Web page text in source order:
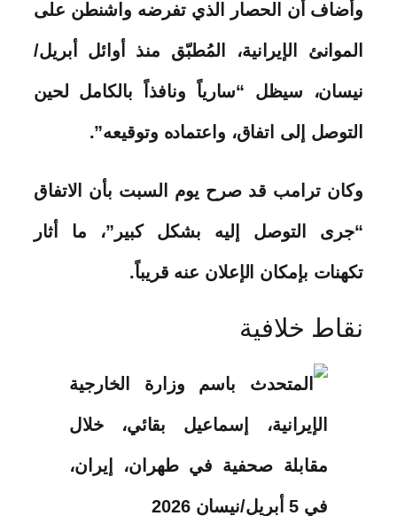
وأضاف أن الحصار الذي تفرضه واشنطن على
الموانئ الإيرانية، المُطبّق منذ أوائل أبريل/
نيسان، سيظل “سارياً ونافذاً بالكامل لحين
التوصل إلى اتفاق، واعتماده وتوقيعه”.
وكان ترامب قد صرح يوم السبت بأن الاتفاق
“جرى التوصل إليه بشكل كبير”، ما أثار
تكهنات بإمكان الإعلان عنه قريباً.
نقاط خلافية